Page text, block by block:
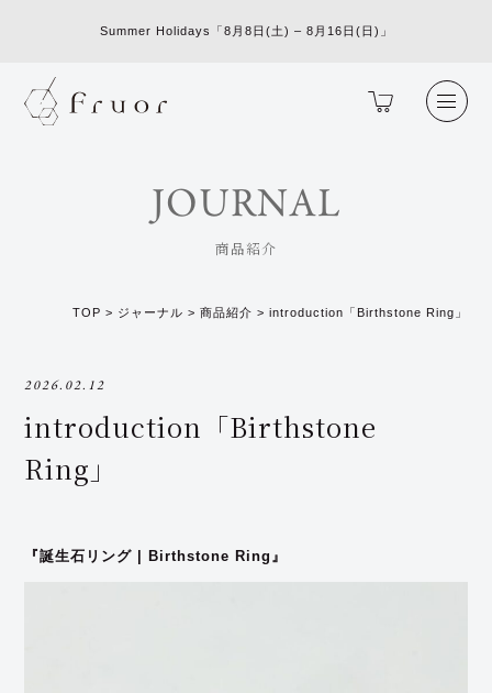
Summer Holidays「8月8日(土) – 8月16日(日)」
JOURNAL
商品紹介
TOP > ジャーナル > 商品紹介 > introduction「Birthstone Ring」
2026.02.12
introduction「Birthstone
Ring」
『誕生石リング | Birthstone Ring』